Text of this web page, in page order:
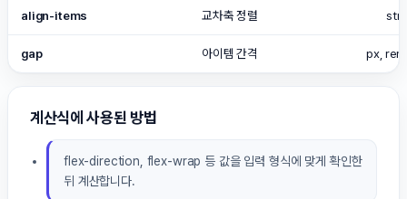
align-items 교차축 정렬
gap 아이템 간격 px, rem
계산식에 사용된 방법
flex-direction, flex-wrap 등 값을 입력 형식에 맞게 확인한
뒤 계산합니다.